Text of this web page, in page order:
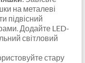
на металеві
підвісний
Додайте LED-
світловий
стару